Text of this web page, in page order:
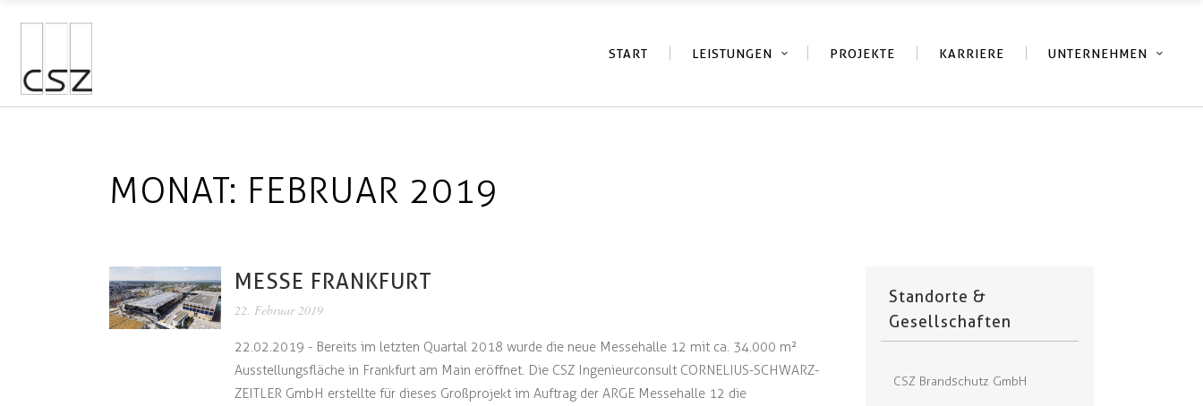
START LEISTUNGEN PROJEKTE KARRIERE UNTERNEHMEN
MONAT: FEBRUAR 2019
MESSE FRANKFURT
22. Februar 2019
22.02.2019 - Bereits im letzten Quartal 2018 wurde die neue Messehalle 12 mit ca. 34.000 m²
Ausstellungsfläche in Frankfurt am Main eröffnet. Die CSZ Ingenieurconsult CORNELIUS-SCHWARZ-
ZEITLER GmbH erstellte für dieses Großprojekt im Auftrag der ARGE Messehalle 12 die
Standorte &
Gesellschaften
CSZ Brandschutz GmbH